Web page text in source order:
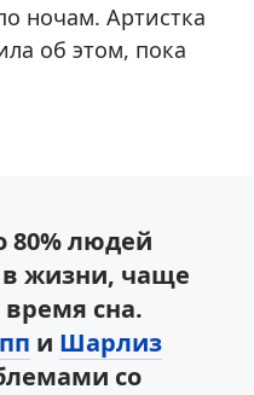
ночам. Артистка
об этом, пока
80% людей
в жизни, чаще
время сна.
и Шарлиз
со